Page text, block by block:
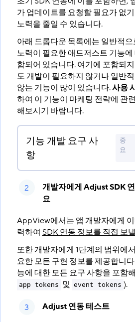
가 업데이트를 요청할 필요가 없
노력을 줄일 수 있습니다.
아래 드롭다운 목록에는 일반적
노력이 필요한 애드저스트 기능
함되어 있습니다. 여기에 포함되
도 개발이 필요하지 않거나 일반
않는 기능이 많이 있습니다.사용
하여 이 기능이 마케팅 전략에 관
해보시기 바랍니다.
기능 개발 요구 사
항
중
요
개발자에게 Adjust SDK
요
AppView에서는 앱 개발자에게
력하여 SDK 연동 정보를 직접 보낼
또한 개발자에게 1단계의 범위에
요한 모든 구현 정보를 제공합니
능에 대한 모든 요구 사항을 포함
app tokens 및 event tokens ).
Adjust 연동 테스트